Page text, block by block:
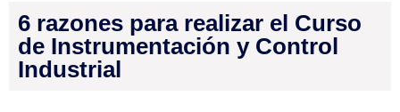
6 razones para realizar el Curso
de Instrumentación y Control
Industrial